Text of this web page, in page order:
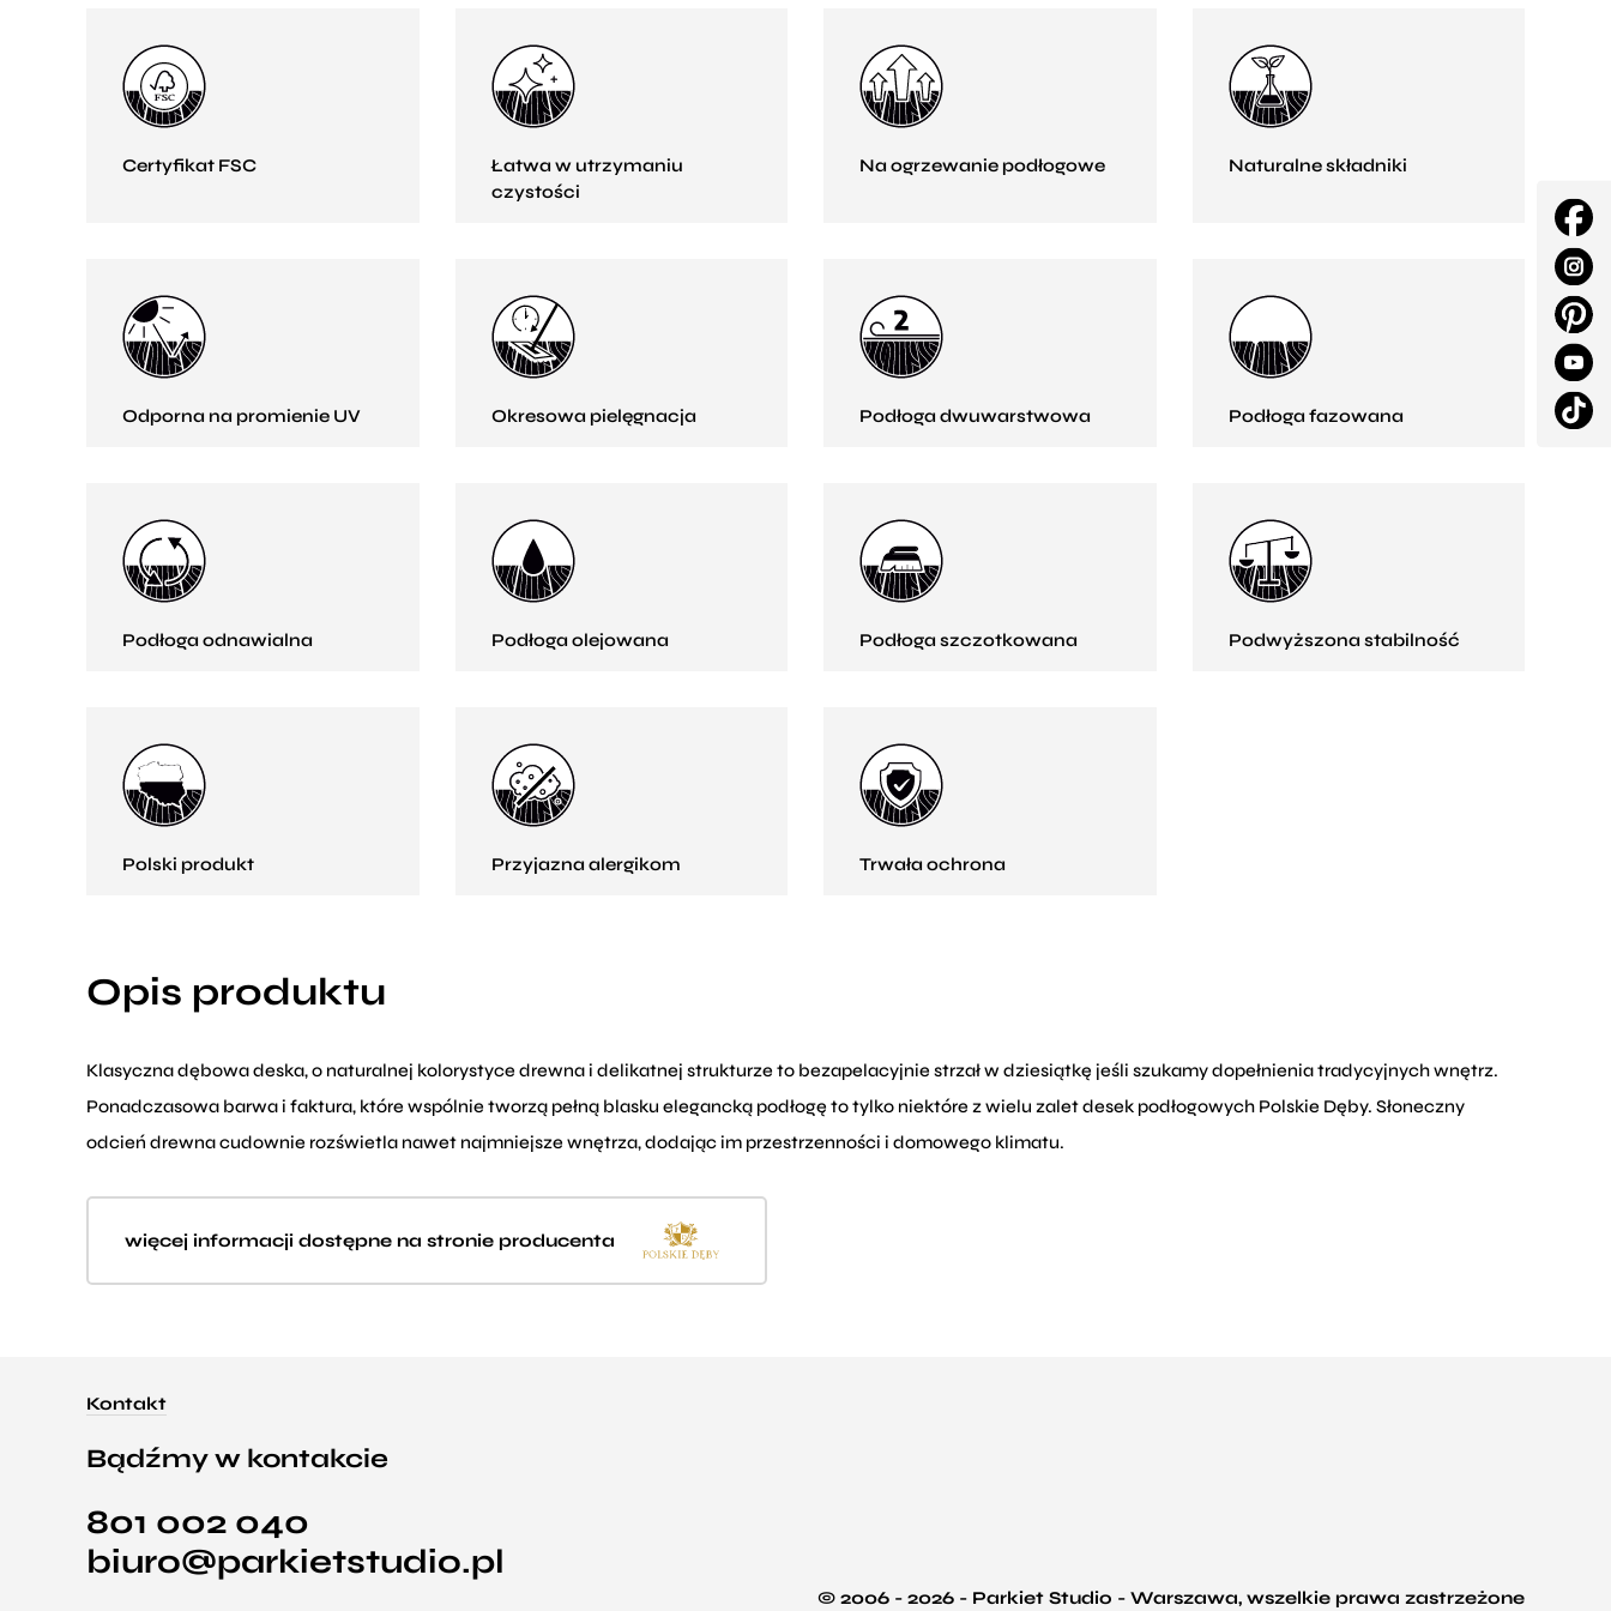
Certyfikat FSC
Łatwa w utrzymaniu
czystości
Na ogrzewanie podłogowe Naturalne składniki
Odporna na promienie UV Okresowa pielęgnacja Podłoga dwuwarstwowa Podłoga fazowana
Podłoga odnawialna Podłoga olejowana Podłoga szczotkowana Podwyższona stabilność
Polski produkt Przyjazna alergikom Trwała ochrona
Opis produktu
Klasyczna dębowa deska, o naturalnej kolorystyce drewna i delikatnej strukturze to bezapelacyjnie strzał w dziesiątkę jeśli szukamy dopełnienia tradycyjnych wnętrz.
Ponadczasowa barwa i faktura, które wspólnie tworzą pełną blasku elegancką podłogę to tylko niektóre z wielu zalet desek podłogowych Polskie Dęby. Słoneczny
odcień drewna cudownie rozświetla nawet najmniejsze wnętrza, dodając im przestrzenności i domowego klimatu.
więcej informacji dostępne na stronie producenta
Kontakt
Bądźmy w kontakcie
801 002 040
biuro@parkietstudio.pl
© 2006 - 2026 - Parkiet Studio - Warszawa, wszelkie prawa zastrzeżone